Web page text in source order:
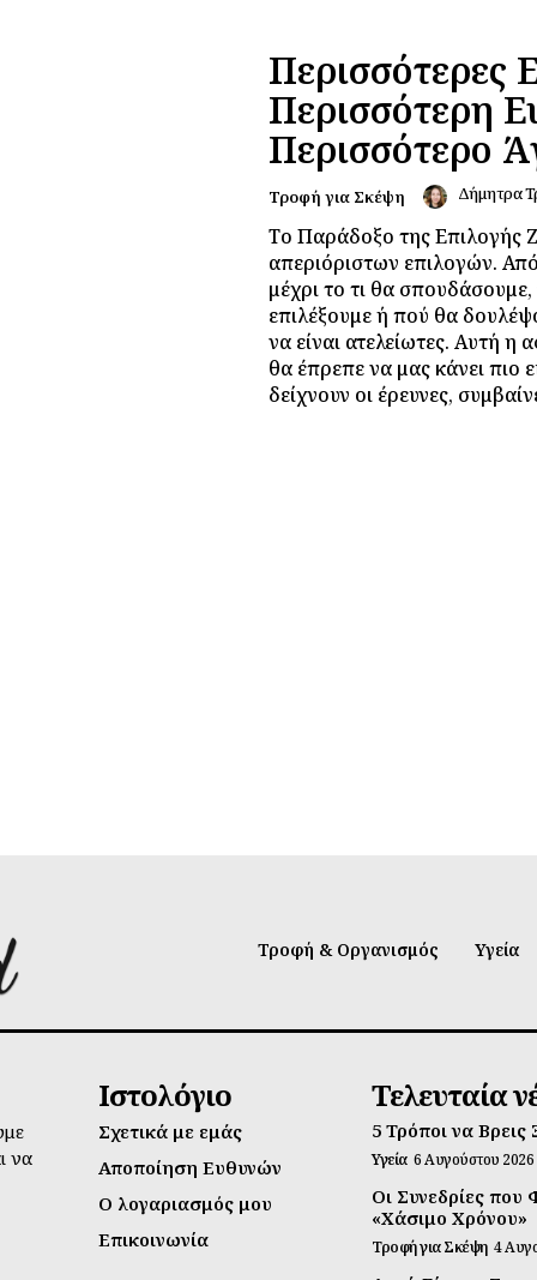
Περισσότερες
Περισσότερη
Περισσότερο
Τροφή για Σκέψη Δήμητρα
Το Παράδοξο της Επιλογής
απεριόριστων επιλογών.
μέχρι το τι θα
επιλέξουμε ή πού θα
να είναι ατελείωτες. Αυτή η
θα έπρεπε να μας κάνει πιο
δείχνουν οι έρευνες,
Τροφή & Οργανισμός Υγεία
να
Ιστολόγιο
Σχετικά με εμάς
Αποποίηση Ευθυνών
Ο λογαριασμός μου
Επικοινωνία
Τελευταία
5 Τρόποι να
Υγεία 6 Αυγούστου 2026
Οι Συνεδρίες που
«Χάσιμο Χρόνου»
Τροφή για Σκέψη 4